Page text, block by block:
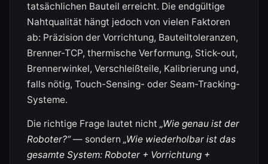
tatsächlichen Bauteil erreicht. Die endgültige
Nahtqualität hängt jedoch von vielen Faktoren
ab: Präzision der Vorrichtung, Bauteiltoleranzen,
Brenner-TCP, thermische Verformung, Stick-out,
Brennerwinkel, Verschleißteile, Kalibrierung und,
falls nötig, Touch-Sensing- oder Seam-Tracking-
Systeme.
Die richtige Frage lautet nicht „Wie genau ist der
Roboter?“— sondern „Wie wiederholbar ist das
gesamte System: Roboter + Vorrichtung +